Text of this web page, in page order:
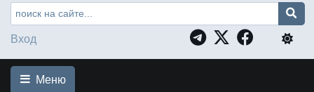
Вход
Меню